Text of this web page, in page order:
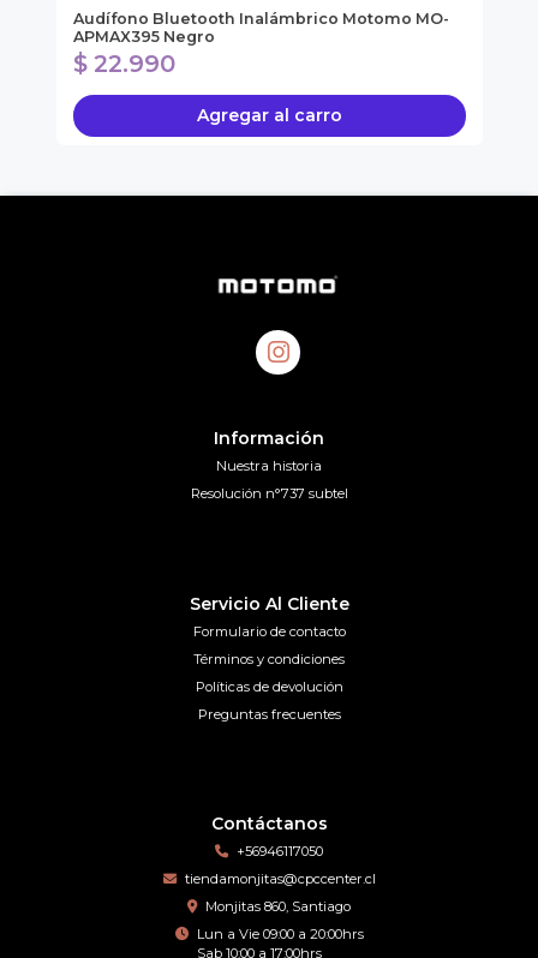
Audífono Bluetooth Inalámbrico Motomo MO-
APMAX395 Negro
$ 22.990
Agregar al carro
Información
Nuestra historia
Resolución n°737 subtel
Servicio Al Cliente
Formulario de contacto
Términos y condiciones
Políticas de devolución
Preguntas frecuentes
Contáctanos
+56946117050
tiendamonjitas@cpccenter.cl
Monjitas 860, Santiago
Lun a Vie 09:00 a 20:00hrs
Sab 10:00 a 17:00hrs